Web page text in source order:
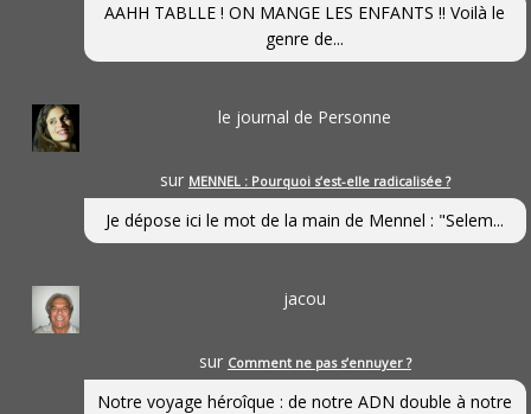
AAHH TABLLE ! ON MANGE LES ENFANTS !! Voilà le
genre de...
le journal de Personne
sur MENNEL : Pourquoi s’est-elle radicalisée ?
Je dépose ici le mot de la main de Mennel : "Selem...
jacou
sur Comment ne pas s’ennuyer ?
Notre voyage héroîque : de notre ADN double à notre